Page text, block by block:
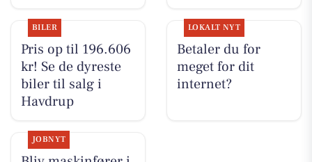
BILER
Pris op til 196.606
kr! Se de dyreste
biler til salg i
Havdrup
LOKALT NYT
Betaler du for
meget for dit
internet?
JOBNYT